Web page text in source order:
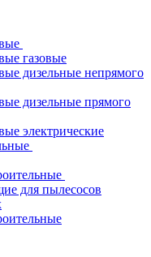
газовые
дизельные непрямого
дизельные прямого
электрические
для пылесосов